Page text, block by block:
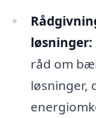
løsninger:
råd om
løsninger,